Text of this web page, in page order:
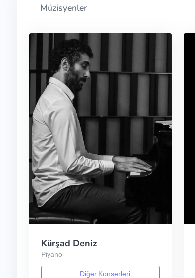
Müzisyenler
Kürşad Deniz
Piyano
Diğer Konserleri